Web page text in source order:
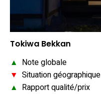
Tokiwa Bekkan
▲ Note globale
▼ Situation géographique
▲ Rapport qualité/prix